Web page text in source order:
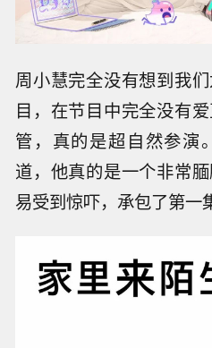
周小慧完全没有想到我
目，在节目中完全没有
管，真的是超自然参演
道，他真的是一个非常
易受到惊吓，承包了第一